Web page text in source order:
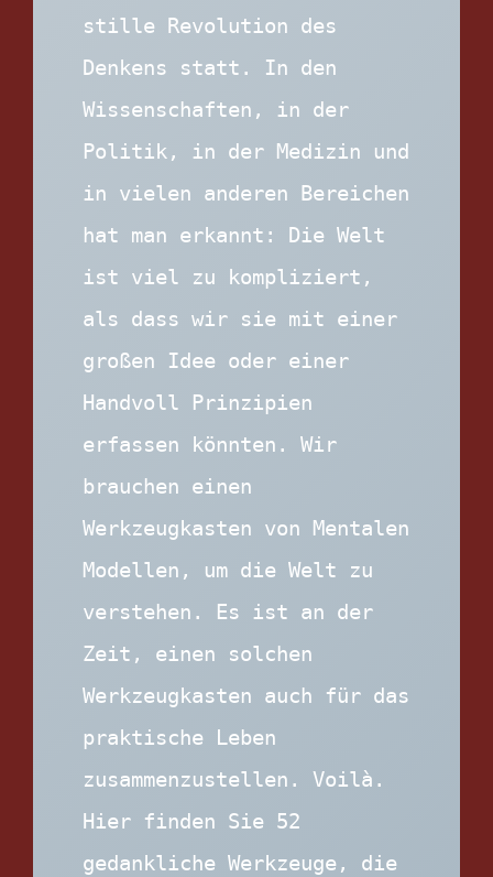
stille Revolution des
Denkens statt. In den
Wissenschaften, in der
Politik, in der Medizin und
in vielen anderen Bereichen
hat man erkannt: Die Welt
ist viel zu kompliziert,
als dass wir sie mit einer
großen Idee oder einer
Handvoll Prinzipien
erfassen könnten. Wir
brauchen einen
Werkzeugkasten von Mentalen
Modellen, um die Welt zu
verstehen. Es ist an der
Zeit, einen solchen
Werkzeugkasten auch für das
praktische Leben
zusammenzustellen. Voilà.
Hier finden Sie 52
gedankliche Werkzeuge, die